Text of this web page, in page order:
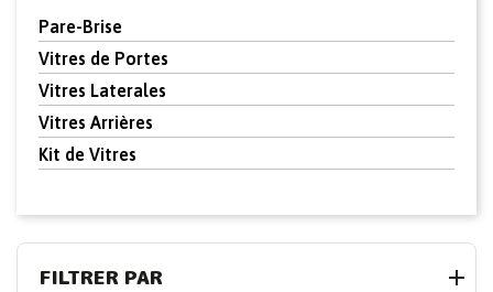
Pare-Brise
Vitres de Portes
Vitres Laterales
Vitres Arrières
Kit de Vitres
FILTRER PAR